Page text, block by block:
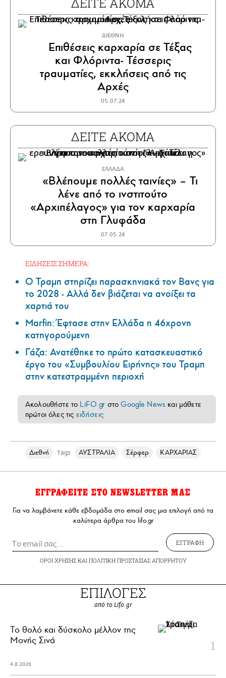
ΔΙΕΘΝΗ
Επιθέσεις καρχαρία σε Τέξας
και Φλόριντα- Τέσσερις
τραυματίες, εκκλήσεις από τις
Αρχές
05.07.24
ΔΕΙΤΕ ΑΚΟΜΑ
ΕΛΛΑΔΑ
«Βλέπουμε πολλές ταινίες» – Τι
λένε από το ινστιτούτο
«Αρχιπέλαγος» για τον καρχαρία
στη Γλυφάδα
07.05.24
ΕΙΔΗΣΕΙΣ ΣΗΜΕΡΑ:
Ο Τραμπ στηρίζει παρασκηνιακά τον Βανς για
το 2028 - Αλλά δεν βιάζεται να ανοίξει τα
χαρτιά του
Marfin: Έφτασε στην Ελλάδα η 46χρονη
κατηγορούμενη
Γάζα: Ανατέθηκε το πρώτο κατασκευαστικό
έργο του «Συμβουλίου Ειρήνης» του Τραμπ
στην κατεστραμμένη περιοχή
Ακολουθήστε το LiFO.gr στοGoogle News και μάθετε
πρώτοι όλες τις ειδήσεις
Διεθνή Tags ΑΥΣΤΡΑΛΙΑ Σέρφερ ΚΑΡΧΑΡΙΑΣ
ΕΓΓΡΑΦΕΙΤΕ ΣΤΟ NEWSLETTER ΜΑΣ
Για να λαμβάνετε κάθε εβδομάδα στο email σας μια επιλογή από τα
καλύτερα άρθρα του lifo.gr
ΕΓΓΡΑΦΗ
ΟΡΟΙ ΧΡΗΣΗΣΚΑΙ ΠΟΛΙΤΙΚΗ ΠΡΟΣΤΑΣΙΑΣ ΑΠΟΡΡΗΤΟΥ
ΕΠΙΛΟΓΕΣ
από το Lifo.gr
Το θολό και δύσκολο μέλλον της
Μονής Σινά
4.8.2026